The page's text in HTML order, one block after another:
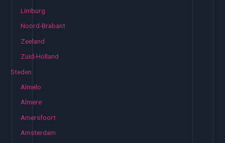
Limburg
Noord-Brabant
Zeeland
Zuid-Holland
Steden
Almelo
Almere
Amersfoort
Amsterdam